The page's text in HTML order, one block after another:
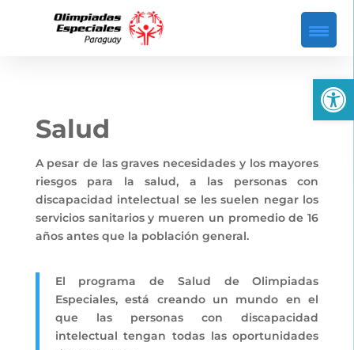
Salud
A pesar de las graves necesidades y los mayores
riesgos para la salud, a las personas con
discapacidad intelectual se les suelen negar los
servicios sanitarios y mueren un promedio de 16
años antes que la población general.
El programa de Salud de Olimpiadas
Especiales, está creando un mundo en el
que las personas con discapacidad
intelectual tengan todas las oportunidades